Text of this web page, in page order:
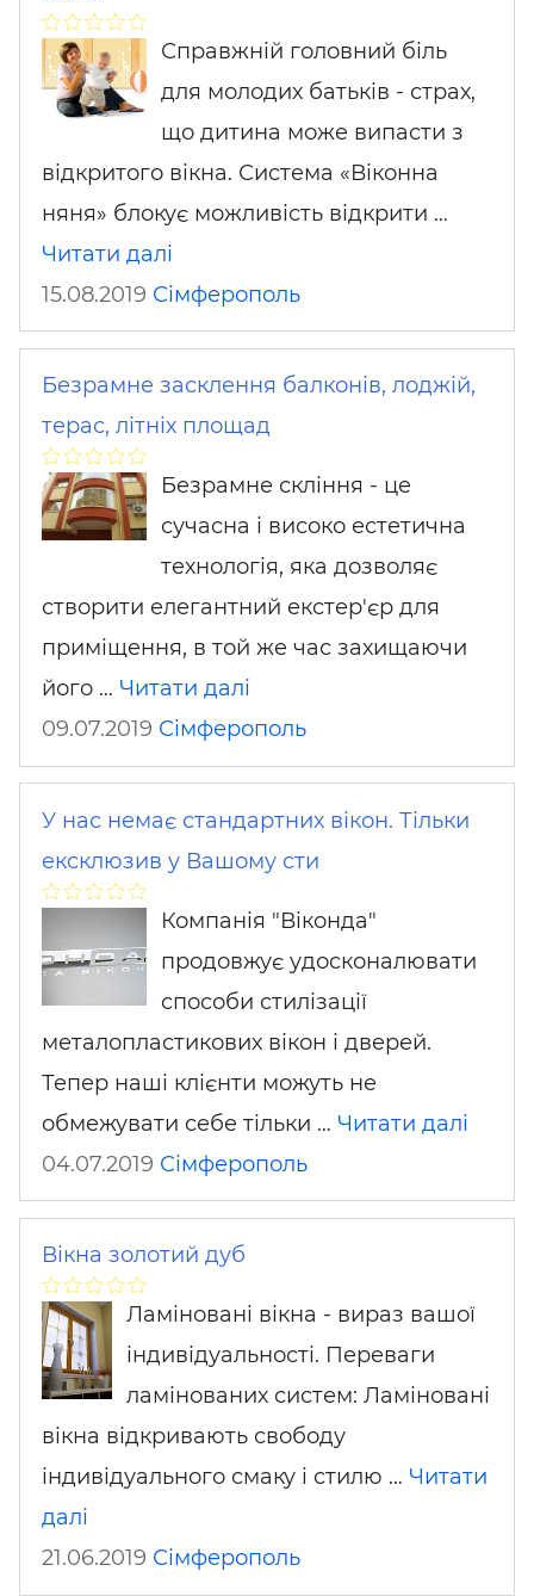
Справжній головний біль
для молодих батьків - страх,
що дитина може випасти з
відкритого вікна. Система «Віконна
няня» блокує можливість відкрити …
Читати далі
15.08.2019 Сімферополь
Безрамне засклення балконів, лоджій,
терас, літніх площад
Безрамне скління - це
сучасна і високо естетична
технологія, яка дозволяє
створити елегантний екстер'єр для
приміщення, в той же час захищаючи
його … Читати далі
09.07.2019 Сімферополь
У нас немає стандартних вікон. Тільки
ексклюзив у Вашому сти
Компанія "Віконда"
продовжує удосконалювати
способи стилізації
металопластикових вікон і дверей.
Тепер наші клієнти можуть не
обмежувати себе тільки … Читати далі
04.07.2019 Сімферополь
Вікна золотий дуб
Ламіновані вікна - вираз вашої
індивідуальності. Переваги
ламінованих систем: Ламіновані
вікна відкривають свободу
індивідуального смаку і стилю … Читати
далі
21.06.2019 Сімферополь